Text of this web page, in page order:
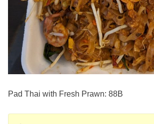
Pad Thai with Fresh Prawn: 88B